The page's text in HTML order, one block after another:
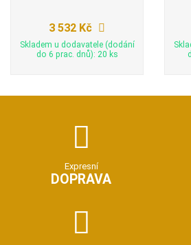
3 532 Kč
Skladem u dodavatele (dodání
do 6 prac. dnů): 20 ks
Expresní
DOPRAVA